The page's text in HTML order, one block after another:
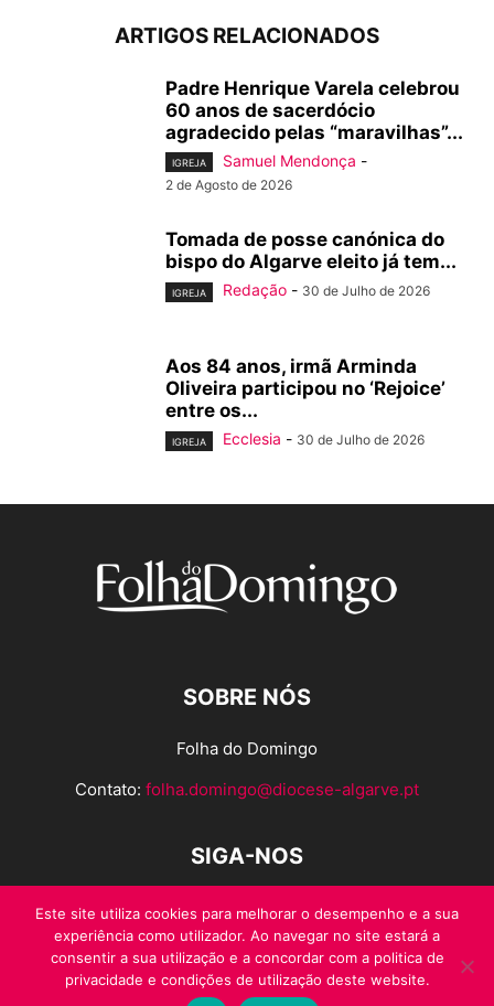
ARTIGOS RELACIONADOS
Padre Henrique Varela celebrou
60 anos de sacerdócio
agradecido pelas “maravilhas”...
IGREJA Samuel Mendonça -
2 de Agosto de 2026
Tomada de posse canónica do
bispo do Algarve eleito já tem...
IGREJA Redação - 30 de Julho de 2026
Aos 84 anos, irmã Arminda
Oliveira participou no ‘Rejoice’
entre os...
IGREJA Ecclesia - 30 de Julho de 2026
SOBRE NÓS
Folha do Domingo
Contato: folha.domingo@diocese-algarve.pt
SIGA-NOS
Este site utiliza cookies para melhorar o desempenho e a sua
experiência como utilizador. Ao navegar no site estará a
consentir a sua utilização e a concordar com a politica de
privacidade e condições de utilização deste website.